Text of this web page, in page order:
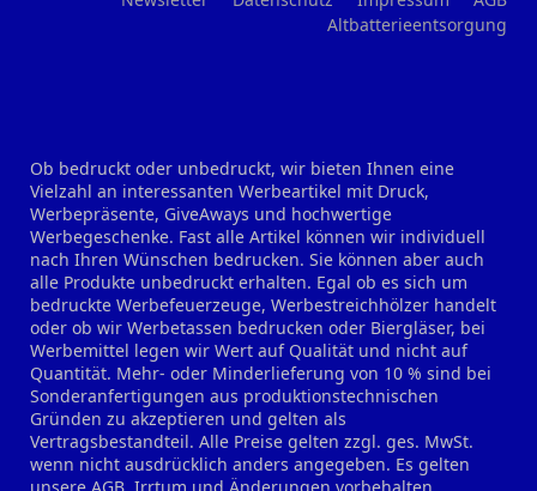
Altbatterieentsorgung
Ob bedruckt oder unbedruckt, wir bieten Ihnen eine
Vielzahl an interessanten Werbeartikel mit Druck,
Werbepräsente, GiveAways und hochwertige
Werbegeschenke. Fast alle Artikel können wir individuell
nach Ihren Wünschen bedrucken. Sie können aber auch
alle Produkte unbedruckt erhalten. Egal ob es sich um
bedruckte Werbefeuerzeuge, Werbestreichhölzer handelt
oder ob wir Werbetassen bedrucken oder Biergläser, bei
Werbemittel legen wir Wert auf Qualität und nicht auf
Quantität. Mehr- oder Minderlieferung von 10 % sind bei
Sonderanfertigungen aus produktionstechnischen
Gründen zu akzeptieren und gelten als
Vertragsbestandteil. Alle Preise gelten zzgl. ges. MwSt.
wenn nicht ausdrücklich anders angegeben. Es gelten